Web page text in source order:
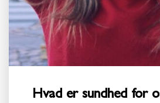
Hvad er sundhed for